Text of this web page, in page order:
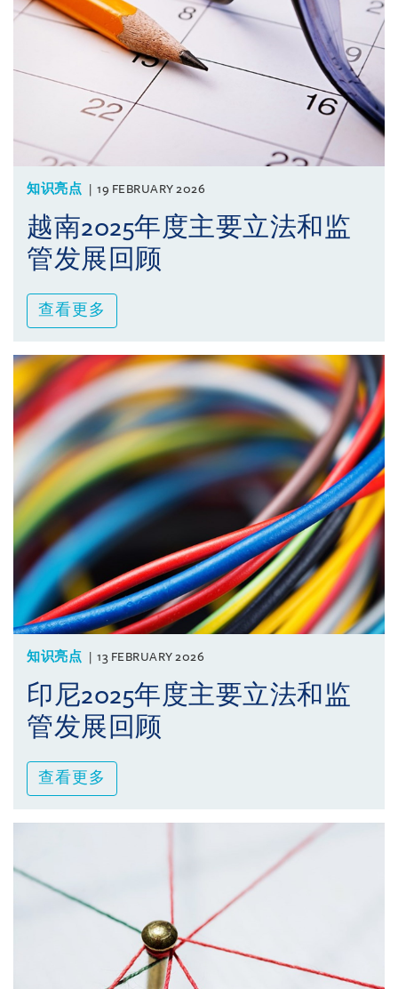
知识亮点 19 FEBRUARY 2026
越南2025年度主要立法和监
管发展回顾
查看更多
知识亮点 13 FEBRUARY 2026
印尼2025年度主要立法和监
管发展回顾
查看更多